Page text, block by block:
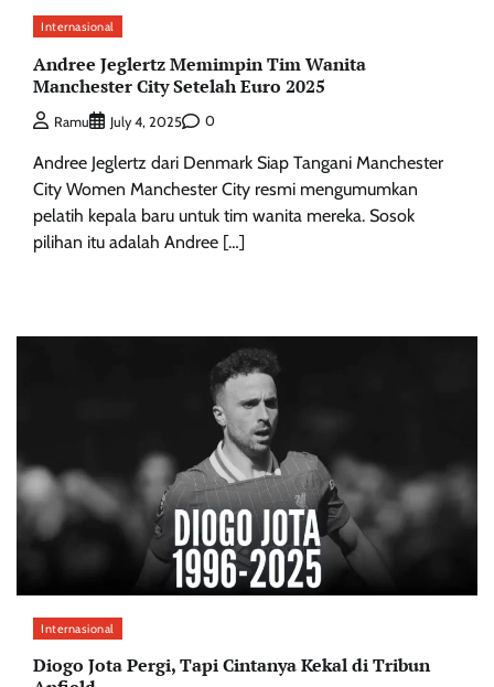
Internasional
Andree Jeglertz Memimpin Tim Wanita
Manchester City Setelah Euro 2025
Ramu July 4, 2025 0
Andree Jeglertz dari Denmark Siap Tangani Manchester
City Women Manchester City resmi mengumumkan
pelatih kepala baru untuk tim wanita mereka. Sosok
pilihan itu adalah Andree […]
Internasional
Diogo Jota Pergi, Tapi Cintanya Kekal di Tribun